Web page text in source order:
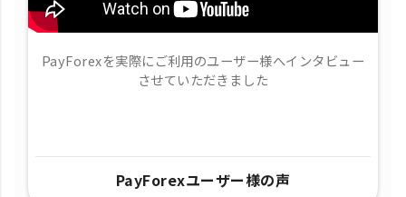
PayForexを実際にご利用のユーザー様へインタビュー
させていただきました
PayForexユーザー様の声​